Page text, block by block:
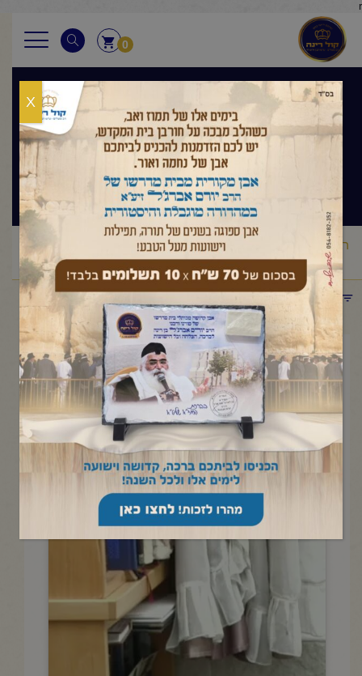
r
0
בגובה העיניים
הלכה ותניא יומי
ראשי בגובה העיניים הלכה ותניא יומי
החיד"א-
תניא יומי ובגובה העיניים-א' כסלו תשפ"ו
תפריט קטגוריות
החיד"א- תניא יומי ובגובה
העיניים-א' כסלו תשפ"ו
דצמבר 16, 2025
X